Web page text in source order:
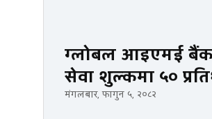
ग्लोबल आइएमई
सेवा शुल्कमा ५०
मंगलबार, फागुन ५, २०८२